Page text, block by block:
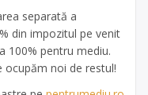
separată a
din impozitul pe venit
100% pentru mediu.
noi de restul!